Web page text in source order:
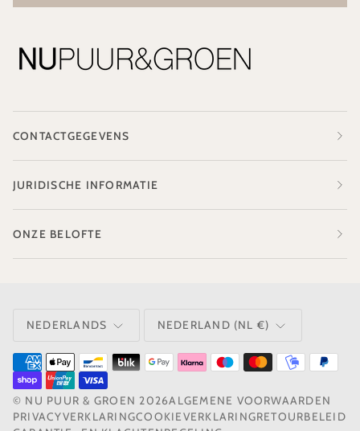
CONTACTGEGEVENS
JURIDISCHE INFORMATIE
ONZE BELOFTE
NEDERLANDS NEDERLAND (NL €)
© NU PUUR & GROEN 2026ALGEMENE VOORWAARDEN
PRIVACYVERKLARINGCOOKIEVERKLARINGRETOURBELEID